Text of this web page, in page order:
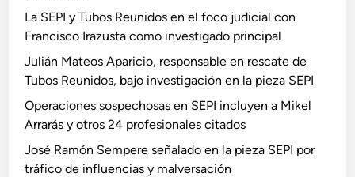
La SEPI y Tubos Reunidos en el foco judicial con
Francisco Irazusta como investigado principal
Julián Mateos Aparicio, responsable en rescate de
Tubos Reunidos, bajo investigación en la pieza SEPI
Operaciones sospechosas en SEPI incluyen a Mikel
Arrarás y otros 24 profesionales citados
José Ramón Sempere señalado en la pieza SEPI por
tráfico de influencias y malversación